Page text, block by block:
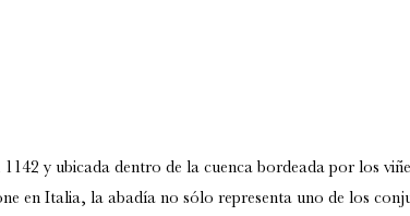
1142 y ubicada dentro de la cuencabordeada por los
en Italia, la abadía no sólo representa uno de los